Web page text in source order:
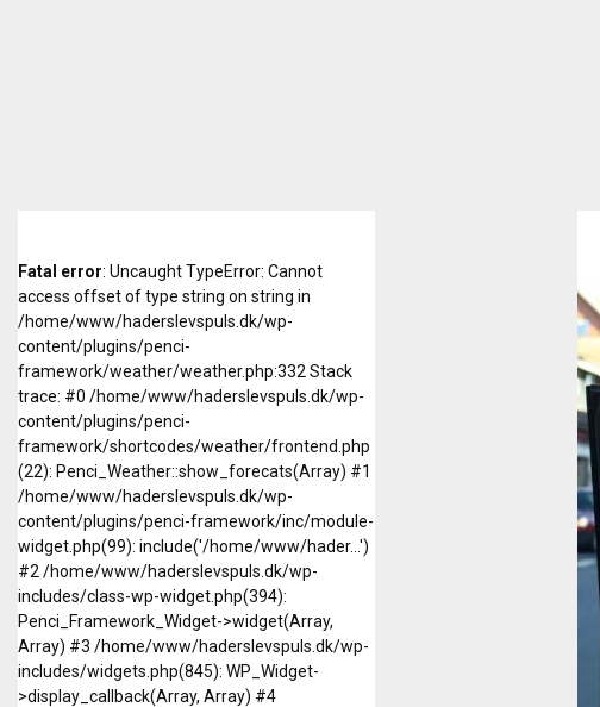
Fatal error: Uncaught TypeError: Cannot
access offset of type string on string in
/home/www/haderslevspuls.dk/wp-
content/plugins/penci-
framework/weather/weather.php:332 Stack
trace: #0 /home/www/haderslevspuls.dk/wp-
content/plugins/penci-
framework/shortcodes/weather/frontend.php
(22): Penci_Weather::show_forecats(Array) #1
/home/www/haderslevspuls.dk/wp-
content/plugins/penci-framework/inc/module-
widget.php(99): include('/home/www/hader...')
#2 /home/www/haderslevspuls.dk/wp-
includes/class-wp-widget.php(394):
Penci_Framework_Widget->widget(Array,
Array) #3 /home/www/haderslevspuls.dk/wp-
includes/widgets.php(845): WP_Widget-
>display_callback(Array, Array) #4